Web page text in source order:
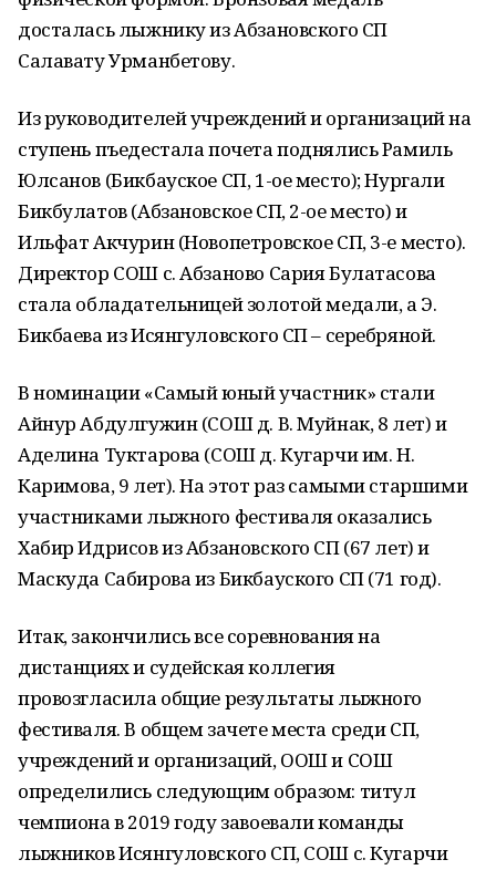
досталась лыжнику из Абзановского СП
Салавату Урманбетову.
Из руководителей учреждений и организаций на
ступень пъедестала почета поднялись Рамиль
Юлсанов (Бикбауское СП, 1-ое место); Нургали
Бикбулатов (Абзановское СП, 2-ое место) и
Ильфат Акчурин (Новопетровское СП, 3-е место).
Директор СОШ с. Абзаново Сария Булатасова
стала обладательницей золотой медали, а Э.
Бикбаева из Исянгуловского СП – серебряной.
В номинации «Самый юный участник» стали
Айнур Абдулгужин (СОШ д. В. Муйнак, 8 лет) и
Аделина Туктарова (СОШ д. Кугарчи им. Н.
Каримова, 9 лет). На этот раз самыми старшими
участниками лыжного фестиваля оказались
Хабир Идрисов из Абзановского СП (67 лет) и
Маскуда Сабирова из Бикбауского СП (71 год).
Итак, закончились все соревнования на
дистанциях и судейская коллегия
провозгласила общие результаты лыжного
фестиваля. В общем зачете места среди СП,
учреждений и организаций, ООШ и СОШ
определились следующим образом: титул
чемпиона в 2019 году завоевали команды
лыжников Исянгуловского СП, СОШ с. Кугарчи